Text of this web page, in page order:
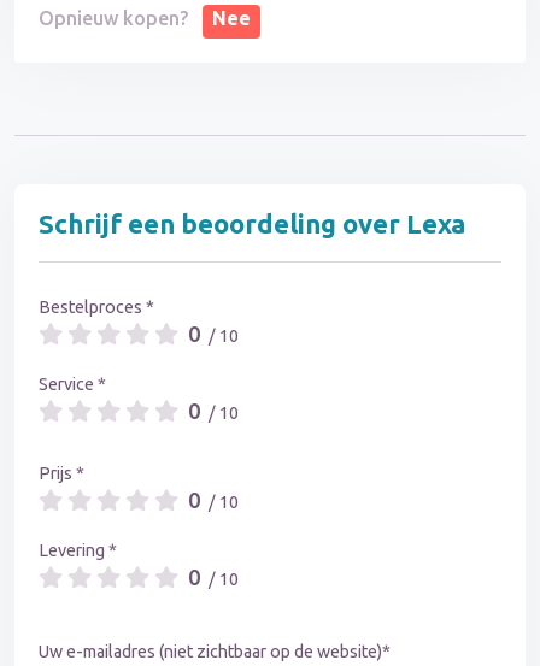
Opnieuw kopen? Nee
Schrijf een beoordeling over Lexa
Bestelproces *
0 / 10
Service *
0 / 10
Prijs *
0 / 10
Levering *
0 / 10
Uw e-mailadres (niet zichtbaar op de website)*